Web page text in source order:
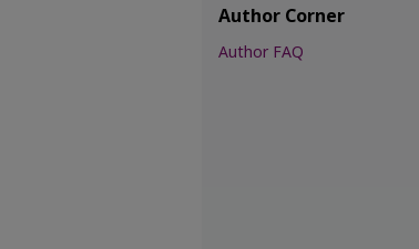
Author Corner
Author FAQ